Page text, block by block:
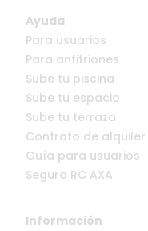
Ayuda
Para usuarios
Para anfitriones
Sube tu piscina
Sube tu espacio
Sube tu terraza
Contrato de alquiler
Guía para usuarios
Seguro RC AXA
Información